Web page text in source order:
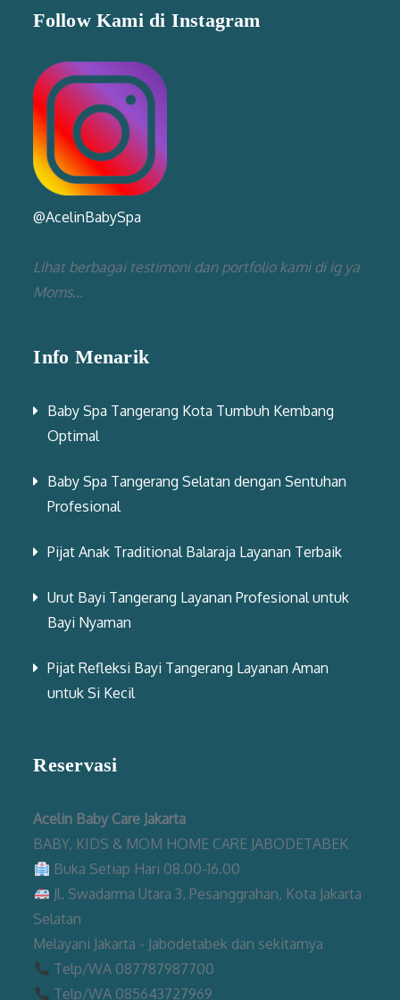
Follow Kami di Instagram
@AcelinBabySpa
Lihat berbagai testimoni dan portfolio kami di ig ya
Moms...
Info Menarik
Baby Spa Tangerang Kota Tumbuh Kembang
Optimal
Baby Spa Tangerang Selatan dengan Sentuhan
Profesional
Pijat Anak Traditional Balaraja Layanan Terbaik
Urut Bayi Tangerang Layanan Profesional untuk
Bayi Nyaman
Pijat Refleksi Bayi Tangerang Layanan Aman
untuk Si Kecil
Reservasi
Acelin Baby Care Jakarta
BABY, KIDS & MOM HOME CARE JABODETABEK
Buka Setiap Hari 08.00-16.00
Jl. Swadarma Utara 3, Pesanggrahan, Kota Jakarta
Selatan
Melayani Jakarta - Jabodetabek dan sekitarnya
Telp/WA 087787987700
Telp/WA 085643727969